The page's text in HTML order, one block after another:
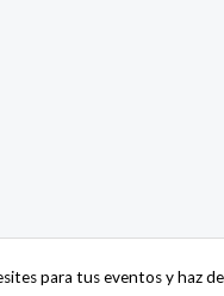
para tus eventos y haz de